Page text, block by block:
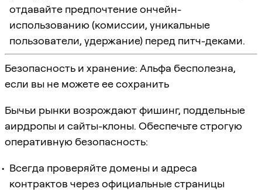
отдавайте предпочтение ончейн-
использованию (комиссии, уникальные
пользователи, удержание) перед питч-деками.
Безопасность и хранение: Альфа бесполезна,
если вы не можете ее сохранить
Бычьи рынки возрождают фишинг, поддельные
аирдропы и сайты-клоны. Обеспечьте строгую
оперативную безопасность:
Всегда проверяйте домены и адреса
контрактов через официальные страницы